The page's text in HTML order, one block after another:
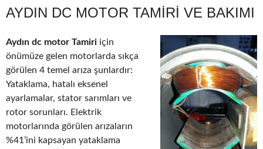
AYDIN DC MOTOR TAMIRI VE BAKIMI
Aydın dc motor Tamiri için
önümüze gelen motorlarda sıkça
görülen 4 temel arıza şunlardır:
Yataklama, hatalı eksenel
ayarlamalar, stator sarımları ve
rotor sorunları. Elektrik
motorlarında görülen arızaların
%41’ini kapsayan yataklama